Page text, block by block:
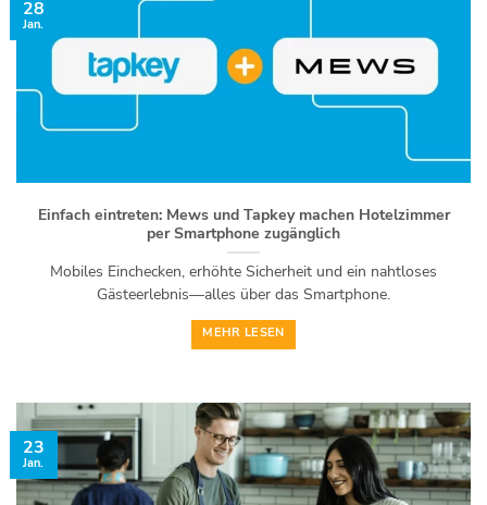
Einfach eintreten: Mews und Tapkey machen Hotelzimmer
per Smartphone zugänglich
Mobiles Einchecken, erhöhte Sicherheit und ein nahtloses
Gästeerlebnis—alles über das Smartphone.
MEHR LESEN
28
Jan.
23
Jan.